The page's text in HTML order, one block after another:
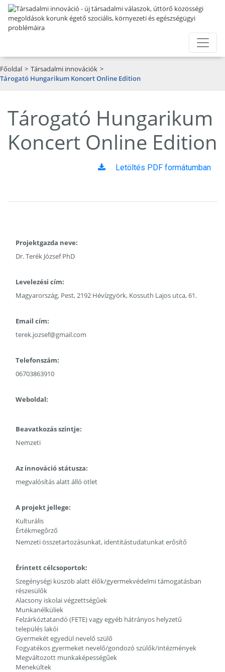
Főoldal > Társadalmi innovációk >
Tárogató Hungarikum Koncert Online Edition
Tárogató Hungarikum
Koncert Online Edition
Letöltés PDF formátumban
Projektgazda neve:
Dr. Terék József PhD
Levelezési cím:
Magyarország, Pest, 2192 Hévízgyörk, Kossuth Lajos utca, 61.
Email cím:
terek.jozsef@gmail.com
Telefonszám:
06703863910
Weboldal:
Beavatkozás szintje:
Nemzeti
Az innováció státusza:
megvalósítás alatt álló ötlet
A projekt jellege:
Kulturális
Értékmegőrző
Nemzeti összetartozásunkat, identitástudatunkat erősítő
Érintett célcsoportok:
Szegénységi küszöb alatt élők/gyermekvédelmi támogatásban
részesülők
Alacsony iskolai végzettségűek
Munkanélküliek
Felzárkóztatandó (FETE) vagy egyéb hátrányos helyzetű
település lakói
Gyermekét egyedül nevelő szülő
Fogyatékos gyermeket nevelő/gondozó szülők/intézmények
Megváltozott munkaképességűek
Menekültek